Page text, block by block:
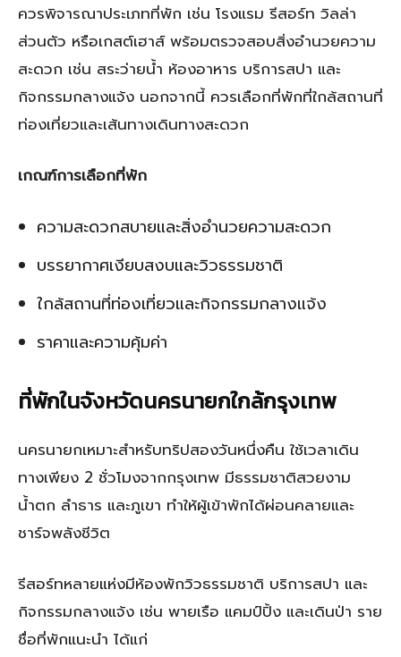
ควรพิจารณาประเภทที่พัก เช่น โรงแรม รีสอร์ท วิลล่า
ส่วนตัว หรือเกสต์เฮาส์ พร้อมตรวจสอบสิ่งอำนวยความ
สะดวก เช่น สระว่ายน้ำ ห้องอาหาร บริการสปา และ
กิจกรรมกลางแจ้ง นอกจากนี้ ควรเลือกที่พักที่ใกล้สถานที่
ท่องเที่ยวและเส้นทางเดินทางสะดวก
เกณฑ์การเลือกที่พัก
ความสะดวกสบายและสิ่งอำนวยความสะดวก
บรรยากาศเงียบสงบและวิวธรรมชาติ
ใกล้สถานที่ท่องเที่ยวและกิจกรรมกลางแจ้ง
ราคาและความคุ้มค่า
ที่พักในจังหวัดนครนายกใกล้กรุงเทพ
นครนายกเหมาะสำหรับทริปสองวันหนึ่งคืน ใช้เวลาเดิน
ทางเพียง 2 ชั่วโมงจากกรุงเทพ มีธรรมชาติสวยงาม
น้ำตก ลำธาร และภูเขา ทำให้ผู้เข้าพักได้ผ่อนคลายและ
ชาร์จพลังชีวิต
รีสอร์ทหลายแห่งมีห้องพักวิวธรรมชาติ บริการสปา และ
กิจกรรมกลางแจ้ง เช่น พายเรือ แคมป์ปิ้ง และเดินป่า ราย
ชื่อที่พักแนะนำ ได้แก่